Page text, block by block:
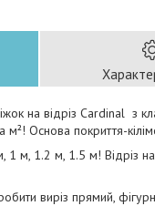
на відріз Cardinal з
м²! Основа покриття-
1 м, 1.2 м, 1.5 м! Відріз
виріз прямий,